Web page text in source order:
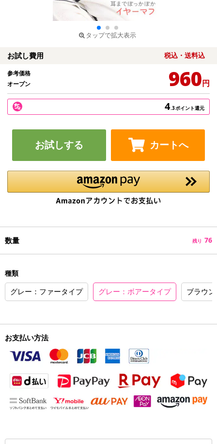
タップで拡大表示
お試し費用 税込・送料込
参考価格
オープン
960円
4.3ポイント還元
お試しする カートへ
数量 残り 76
種類
グレー：ファータイプ グレー：ボアータイプ ブラウ
お支払い方法